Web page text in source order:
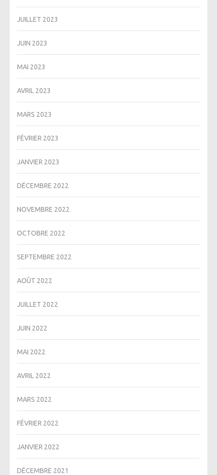
JUILLET 2023
JUIN 2023
MAI 2023
AVRIL 2023
MARS 2023
FÉVRIER 2023
JANVIER 2023
DÉCEMBRE 2022
NOVEMBRE 2022
OCTOBRE 2022
SEPTEMBRE 2022
AOÛT 2022
JUILLET 2022
JUIN 2022
MAI 2022
AVRIL 2022
MARS 2022
FÉVRIER 2022
JANVIER 2022
DÉCEMBRE 2021